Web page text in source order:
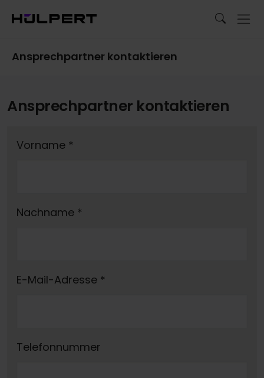
Ansprechpartner kontaktieren
Ansprechpartner kontaktieren
Vorname *
Nachname *
E-Mail-Adresse *
Telefonnummer